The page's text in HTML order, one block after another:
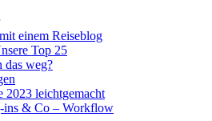
einem Reiseblog
Top 25
das weg?
2023 leichtgemacht
ins & Co – Workflow